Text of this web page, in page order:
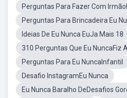
Perguntas Para Fazer Com
Perguntas Para Brincadeira Eu
Ideias De Eu Nunca EuJa Mais 18
310 Perguntas Que Eu NuncaFiz
Perguntas Para Eu NuncaInfantil
Desafio InstagramEu Nunca
Eu Nunca Baralho DeDesafios